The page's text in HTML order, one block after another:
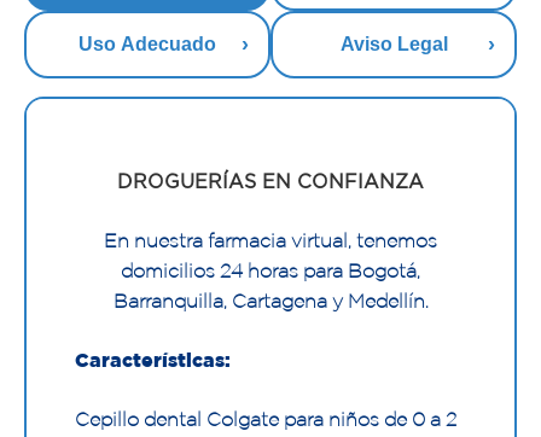
Uso Adecuado Aviso Legal
DROGUERÍAS EN CONFIANZA
En nuestra farmacia virtual, tenemos
domicilios 24 horas para Bogotá,
Barranquilla, Cartagena y Medellín.
Características:
Cepillo dental Colgate para niños de 0 a 2